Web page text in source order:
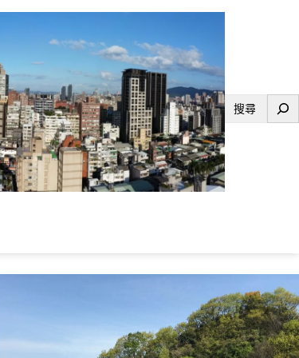
搜